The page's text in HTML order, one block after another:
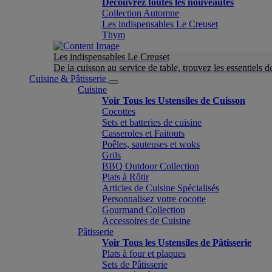
Découvrez toutes les nouveautés
Collection Automne
Les indispensables Le Creuset
Thym
Les indispensables Le Creuset
De la cuisson au service de table, trouvez les essentiels
Cuisine & Pâtisserie
Cuisine
Voir Tous les Ustensiles de Cuisson
Cocottes
Sets et batteries de cuisine
Casseroles et Faitouts
Poêles, sauteuses et woks
Grils
BBQ Outdoor Collection
Plats à Rôtir
Articles de Cuisine Spécialisés
Personnalisez votre cocotte
Gourmand Collection
Accessoires de Cuisine
Pâtisserie
Voir Tous les Ustensiles de Pâtisserie
Plats à four et plaques
Sets de Pâtisserie